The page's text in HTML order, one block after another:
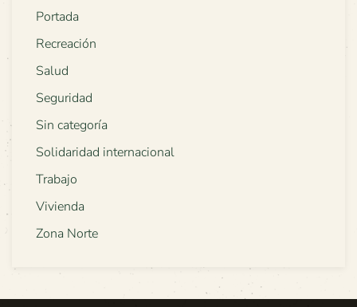
Portada
Recreación
Salud
Seguridad
Sin categoría
Solidaridad internacional
Trabajo
Vivienda
Zona Norte